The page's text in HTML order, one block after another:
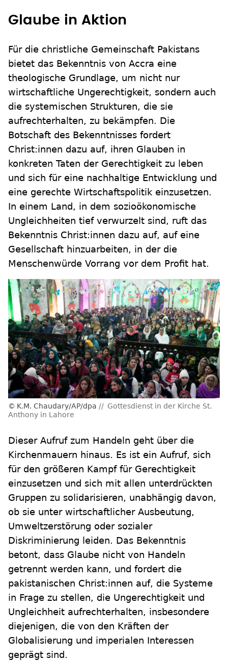
Glaube in Aktion
Für die christliche Gemeinschaft Pakistans
bietet das Bekenntnis von Accra eine
theologische Grundlage, um nicht nur
wirtschaftliche Ungerechtigkeit, sondern auch
die systemischen Strukturen, die sie
aufrechterhalten, zu bekämpfen. Die
Botschaft des Bekenntnisses fordert
Christ:innen dazu auf, ihren Glauben in
konkreten Taten der Gerechtigkeit zu leben
und sich für eine nachhaltige Entwicklung und
eine gerechte Wirtschaftspolitik einzusetzen.
In einem Land, in dem sozioökonomische
Ungleichheiten tief verwurzelt sind, ruft das
Bekenntnis Christ:innen dazu auf, auf eine
Gesellschaft hinzuarbeiten, in der die
Menschenwürde Vorrang vor dem Profit hat.
K.M. Chaudary/AP/dpa
Gottesdienst in der Kirche St.
Anthony in Lahore
Dieser Aufruf zum Handeln geht über die
Kirchenmauern hinaus. Es ist ein Aufruf, sich
für den größeren Kampf für Gerechtigkeit
einzusetzen und sich mit allen unterdrückten
Gruppen zu solidarisieren, unabhängig davon,
ob sie unter wirtschaftlicher Ausbeutung,
Umweltzerstörung oder sozialer
Diskriminierung leiden. Das Bekenntnis
betont, dass Glaube nicht von Handeln
getrennt werden kann, und fordert die
pakistanischen Christ:innen auf, die Systeme
in Frage zu stellen, die Ungerechtigkeit und
Ungleichheit aufrechterhalten, insbesondere
diejenigen, die von den Kräften der
Globalisierung und imperialen Interessen
geprägt sind.